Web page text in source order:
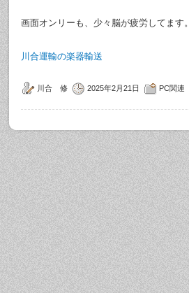
画面オンリーも、少々脳が疲労してます。
川合運輸の楽器輸送
川合 修 2025年2月21日 PC関連